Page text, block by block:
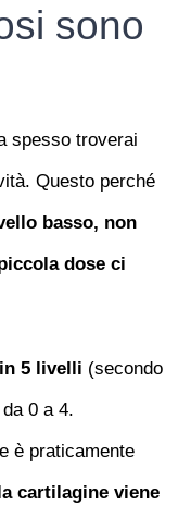
sono
spesso troverai
Questo perché
basso, non
dose ci
5 livelli (secondo
0 a 4.
è praticamente
cartilagine viene